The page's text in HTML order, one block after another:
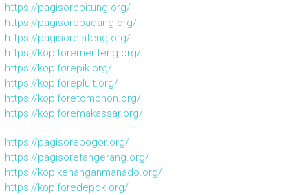
https://pagisorebitung.org/
https://pagisorepadang.org/
https://pagisorejateng.org/
https://kopiforementeng.org/
https://kopiforepik.org/
https://kopiforepluit.org/
https://kopiforetomohon.org/
https://kopiforemakassar.org/
https://pagisorebogor.org/
https://pagisoretangerang.org/
https://kopikenanganmanado.org/
https://kopiforedepok.org/